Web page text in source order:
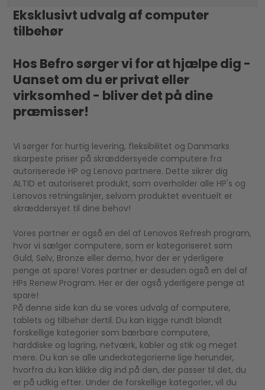
Eksklusivt udvalg af computer
tilbehør
Hos Befro sørger vi for at hjælpe dig -
Uanset om du er privat eller
virksomhed - bliver det på dine
præmisser!
Vi sørger for hurtig levering, fleksibilitet og Danmarks
skarpeste priser på skræddersyede computere fra
autoriserede HP og Lenovo partnere. Dette sikrer dig
ALTID et autoriseret produkt, som overholder alle HP's og
Lenovos retningslinjer, selvom produktet eventuelt er
skræddersyet til dine behov!
Vores partner er også en del af Lenovos Refresh program,
hvor vi sælger computere, som er kategoriseret som
Guld, Sølv, Bronze eller demo, hvor der er yderligere
penge at spare! Vores partner er desuden også en del af
HPs Renew Program. Her er der også yderligere penge at
spare!
På denne side kan du se vores udvalg af computere,
tablets og tilbehør dertil. Du kan kigge rundt blandt
forskellige kategorier som bærbare computere,
harddiske og lagring, netværk, kabler og stik og meget
mere. Du kan se alle underkategorierne lige herunder,
hvorfra du kan klikke dig ind på den, der passer til det, du
er på udkig efter. Under de forskellige kategorier, vil du